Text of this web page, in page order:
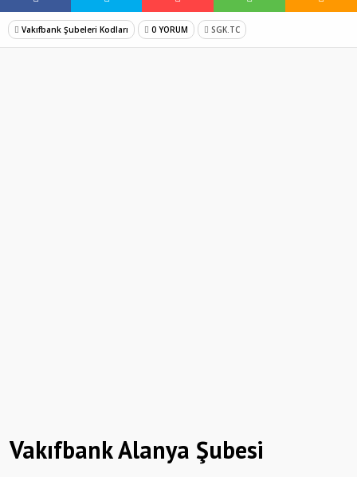
Vakıfbank Şubeleri Kodları 0 YORUM SGK.TC
Vakıfbank Alanya Şubesi